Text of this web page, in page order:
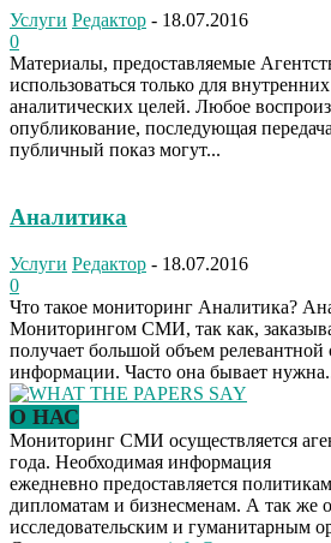
Услуги Редактор - 18.07.2016
0
Материалы, предоставляемые
использоваться только для
аналитических целей. Любое
опубликование, последующая
публичный показ могут...
Аналитика
Услуги Редактор - 18.07.2016
0
Что такое мониторинг Аналитика?
Мониторингом СМИ, так как,
получает большой объем релевантной
информации. Часто она бывает
О НАС
Мониторинг СМИ осуществляется
года. Необходимая информация
ежедневно предоставляется
дипломатам и бизнесменам. А так же
исследовательским и гуманитарным